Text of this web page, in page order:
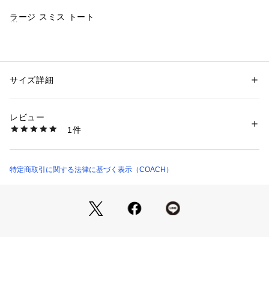
ラージ スミス トート
・ リファインド ペブル レザー
・ スナップ開閉、裏地付き
・ ハンドルから本体まで26.5cm
実際のカラーと異なって見える場合がございます。
【COACHについて】コーチは80年以上の歴史を誇るライフス
性別：レディース
商品番号：
CM716#QBBHP （ショップ）
サイズ詳細
レビュー
1件
特定商取引に関する法律に基づく表示（COACH）